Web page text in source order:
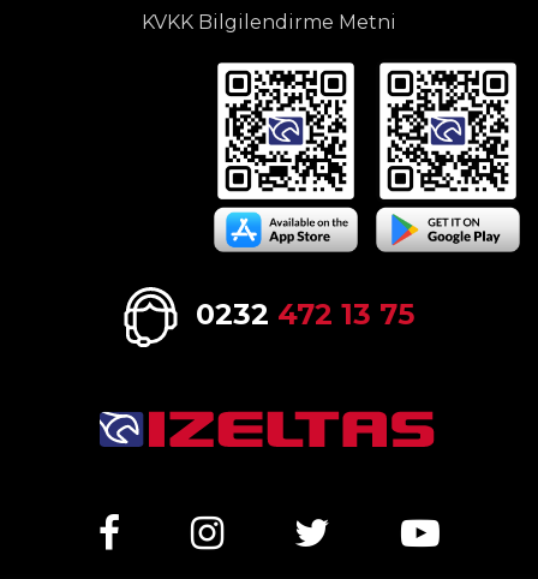
KVKK Bilgilendirme Metni
0232 472 13 75